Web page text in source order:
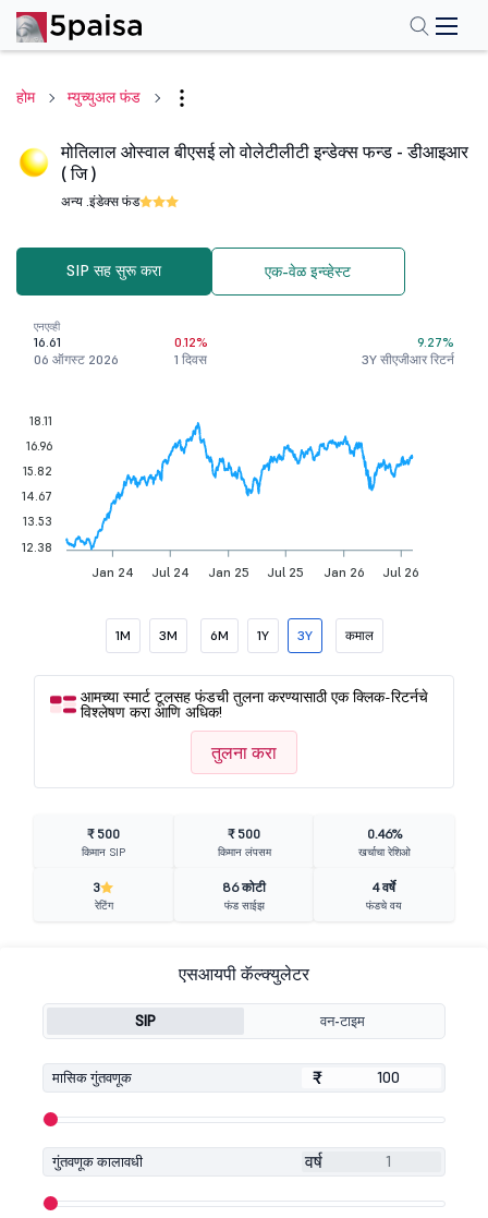
होम म्युच्युअल फंड
मोतिलाल ओस्वाल बीएसई लो वोलेटीलीटी इन्डेक्स फन्ड - डीआइआर
( जि )
अन्य .इंडेक्स फंड
SIP सह सुरू करा एक-वेळ इन्व्हेस्ट
एनएव्ही
16.61
06 ऑगस्ट 2026
0.12%
1 दिवस
9.27%
3Y सीएजीआर रिटर्न
Jan 24 Jul 24 Jan 25 Jul 25 Jan 26 Jul 26
18.11
16.96
15.82
14.67
13.53
12.38
1M 3M 6M 1Y 3Y कमाल
आमच्या स्मार्ट टूलसह फंडची तुलना करण्यासाठी एक क्लिक-रिटर्नचे
विश्लेषण करा आणि अधिक!
तुलना करा
₹ 500
किमान SIP
₹ 500
किमान लंपसम
0.46%
खर्चाचा रेशिओ
3
रेटिंग
86 कोटी
फंड साईझ
4 वर्षे
फंडचे वय
एसआयपी कॅल्क्युलेटर
SIP वन-टाइम
मासिक गुंतवणूक ₹
₹
गुंतवणूक कालावधी वर्ष